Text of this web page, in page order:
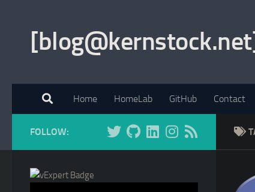
Home HomeLab GitHub Contact
FOLLOW: